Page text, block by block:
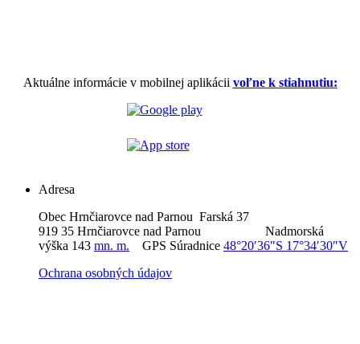
Aktuálne informácie v mobilnej aplikácii voľne k stiahnutiu:
Adresa
Obec Hrnčiarovce nad Parnou Farská 37
919 35 Hrnčiarovce nad Parnou Nadmorská
výška 143 mn. m. GPS Súradnice 48°20′36″S 17°34′30″V
Ochrana osobných údajov